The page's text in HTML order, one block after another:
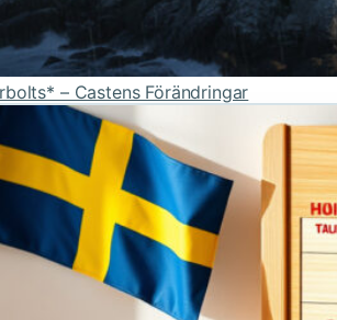
– Castens Förändringar